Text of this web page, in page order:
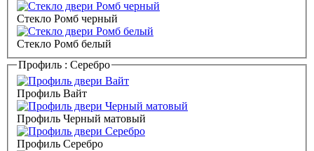
Стекло Ромб черный
Стекло Ромб белый
Профиль : Серебро
Профиль Вайт
Профиль Черный матовый
Профиль Серебро